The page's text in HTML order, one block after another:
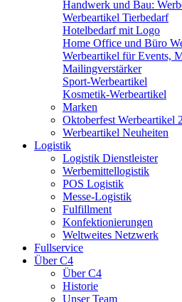
Handwerk und Bau:
Werbeartikel Tierbedarf
Hotelbedarf mit Logo
Home Office und Büro
Werbeartikel für Events,
Mailingverstärker
Sport-Werbeartikel
Kosmetik-Werbeartikel
Marken
Oktoberfest Werbeartikel
Werbeartikel Neuheiten
Logistik
Logistik Dienstleister
Werbemittellogistik
POS Logistik
Messe-Logistik
Fulfillment
Konfektionierungen
Weltweites Netzwerk
Fullservice
Über C4
Über C4
Historie
Unser Team